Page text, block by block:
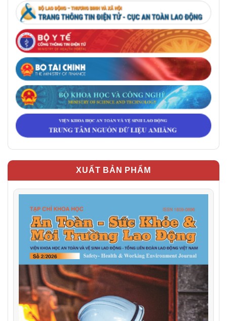
XUẤT BẢN PHẨM